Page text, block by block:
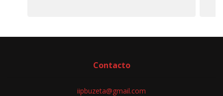
Contacto
iipbuzeta@gmail.com